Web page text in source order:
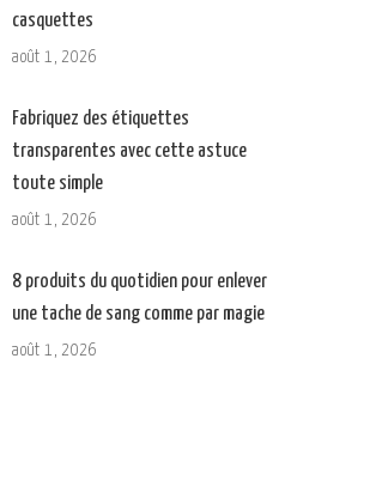
casquettes
août 1, 2026
Fabriquez des étiquettes
transparentes avec cette astuce
toute simple
août 1, 2026
8 produits du quotidien pour enlever
une tache de sang comme par magie
août 1, 2026